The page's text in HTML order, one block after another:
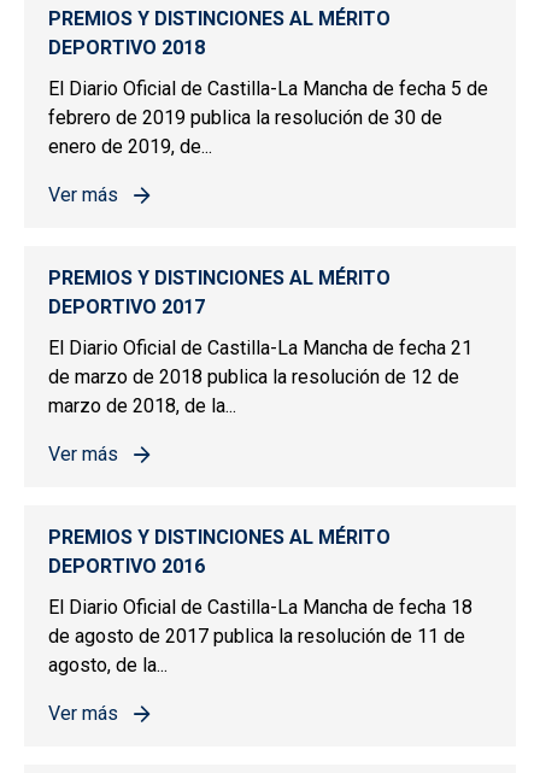
PREMIOS Y DISTINCIONES AL MÉRITO
DEPORTIVO 2018
El Diario Oficial de Castilla-La Mancha de fecha 5 de
febrero de 2019 publica la resolución de 30 de
enero de 2019, de...
Ver más
sobre PREMIOS Y DISTINCIONES AL MÉRITO
PREMIOS Y DISTINCIONES AL MÉRITO
DEPORTIVO 2017
El Diario Oficial de Castilla-La Mancha de fecha 21
de marzo de 2018 publica la resolución de 12 de
marzo de 2018, de la...
Ver más
sobre PREMIOS Y DISTINCIONES AL MÉRITO
PREMIOS Y DISTINCIONES AL MÉRITO
DEPORTIVO 2016
El Diario Oficial de Castilla-La Mancha de fecha 18
de agosto de 2017 publica la resolución de 11 de
agosto, de la...
Ver más
sobre PREMIOS Y DISTINCIONES AL MÉRITO